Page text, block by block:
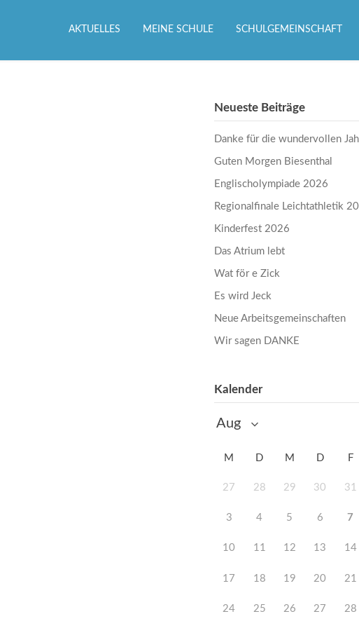
AKTUELLES MEINE SCHULE SCHULGEMEINSCHAFT
Neueste Beiträge
Danke für die wundervollen
Guten Morgen Biesenthal
Englischolympiade 2026
Regionalfinale Leichtathletik
Kinderfest 2026
Das Atrium lebt
Wat för e Zick
Es wird Jeck
Neue Arbeitsgemeinschaften
Wir sagen DANKE
Kalender
M D M D F
27 28 29 30 31
3 4 5 6 7
10 11 12 13 14
17 18 19 20 21
24 25 26 27 28